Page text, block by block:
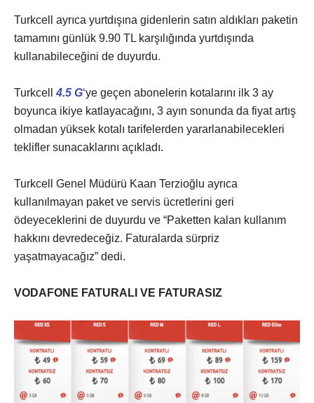
Turkcell ayrıca yurtdışına gidenlerin satın aldıkları paketin
tamamını günlük 9.90 TL karşılığında yurtdışında
kullanabileceğini de duyurdu.
Turkcell4.5 G‘ye geçen abonelerin kotalarını ilk 3 ay
boyunca ikiye katlayacağını, 3 ayın sonunda da fiyat artış
olmadan yüksek kotalı tarifelerden yararlanabilecekleri
teklifler sunacaklarını açıkladı.
Turkcell Genel Müdürü Kaan Terzioğlu ayrıca
kullanılmayan paket ve servis ücretlerini geri
ödeyeceklerini de duyurdu ve “Paketten kalan kullanım
hakkını devredeceğiz. Faturalarda sürpriz
yaşatmayacağız” dedi.
VODAFONE FATURALI VE FATURASIZ